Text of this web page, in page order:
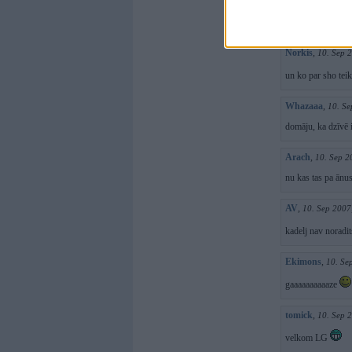
Norkis, 10. Sep
un ko par sho
Whazaaa, 10.
domāju, ka dzīvē
Arach, 10. Sep
nu kas tas pa
AV, 10. Sep
kadelj nav
Ekimons, 10.
gaaaaaaaaaaze
tomick, 10. Sep
velkom LG